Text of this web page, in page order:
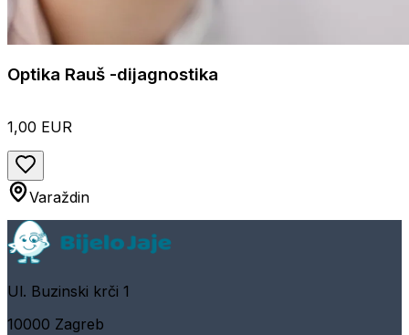
Optika Rauš -dijagnostika
1,00 EUR
Varaždin
Ul. Buzinski krči 1
10000 Zagreb